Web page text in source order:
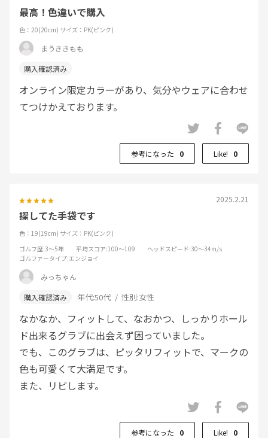
最高！色違いで購入
色：20(20cm) サイズ：PK(ピンク)
まうききもも
オンライン限定カラーがあり、気分やウェアに合わせ
てつけかえております。
参考になった 0 Like! 0
2025.2.21
探してた手袋です
色：19(19cm) サイズ：PK(ピンク)
ゴルフ歴:3～5年 平均スコア:100～109 ヘッドスピード:30～34m/s
ゴルファータイプ:エンジョイ
みっちゃん
年代:50代 性別:女性
なかなか、フィットして、なおかつ、しっかりホール
ド出来るグラブに出会えず困っていました。
でも、このグラブは、ピッタリフィットで、マークの
色も可愛くて大満足です。
また、リピします。
参考になった 0 Like! 0